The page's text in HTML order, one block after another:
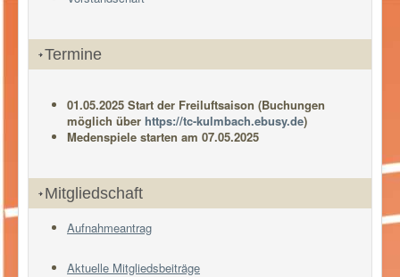
Termine
01.05.2025 Start der Freiluftsaison (Buchungen
möglich über https://tc-kulmbach.ebusy.de)
Medenspiele starten am 07.05.2025
Mitgliedschaft
Aufnahmeantrag
Aktuelle Mitgliedsbeiträge